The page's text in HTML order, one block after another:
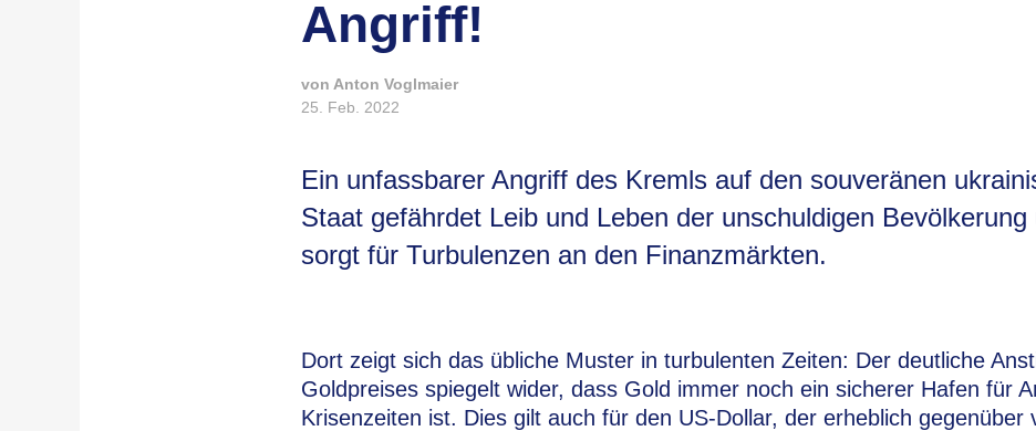
Angriff!
von Anton Voglmaier
25. Feb. 2022
Ein unfassbarer Angriff des Kremls auf den souveränen
Staat gefährdet Leib und Leben der unschuldigen Bevölkerung
sorgt für Turbulenzen an den Finanzmärkten.
Dort zeigt sich das übliche Muster in turbulenten Zeiten: Der deutliche
Goldpreises spiegelt wider, dass Gold immer noch ein sicherer Hafen für
Krisenzeiten ist. Dies gilt auch für den US-Dollar, der erheblich gegenüber